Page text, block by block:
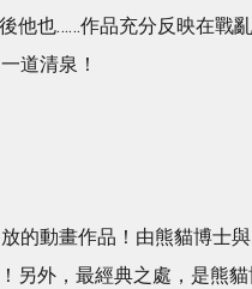
他也……作品充分反映在戰
道清泉！
的動畫作品！由熊貓博士
另外，最經典之處，是熊